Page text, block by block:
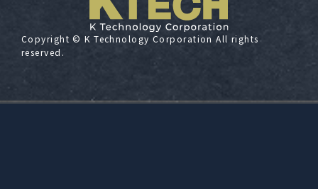
Copyright ©️ K Technology Corporation All rights
reserved.